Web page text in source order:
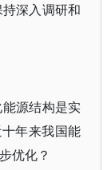
深入调研和
能源结构是实
年来我国能
优化？